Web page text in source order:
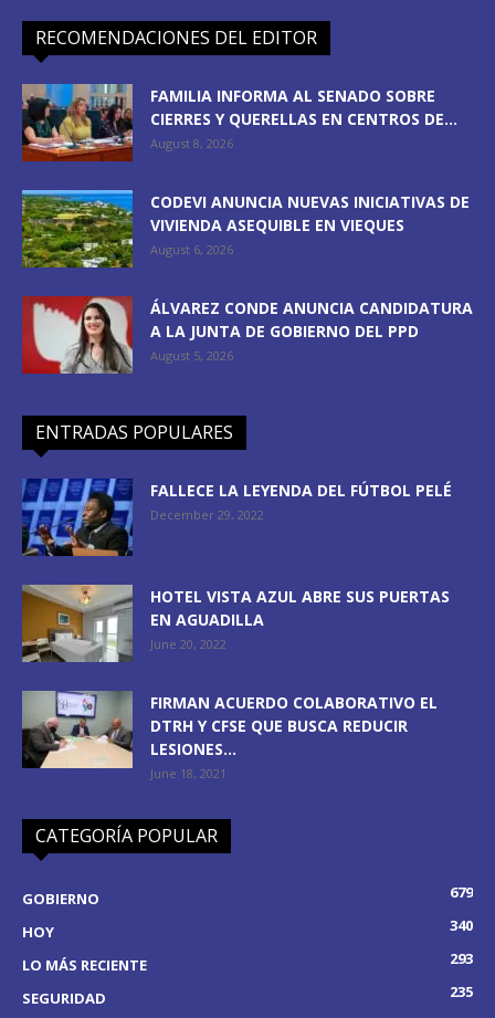
RECOMENDACIONES DEL EDITOR
FAMILIA INFORMA AL SENADO SOBRE
CIERRES Y QUERELLAS EN CENTROS DE...
August 8, 2026
CODEVI ANUNCIA NUEVAS INICIATIVAS DE
VIVIENDA ASEQUIBLE EN VIEQUES
August 6, 2026
ÁLVAREZ CONDE ANUNCIA CANDIDATURA
A LA JUNTA DE GOBIERNO DEL PPD
August 5, 2026
ENTRADAS POPULARES
FALLECE LA LEYENDA DEL FÚTBOL PELÉ
December 29, 2022
HOTEL VISTA AZUL ABRE SUS PUERTAS
EN AGUADILLA
June 20, 2022
FIRMAN ACUERDO COLABORATIVO EL
DTRH Y CFSE QUE BUSCA REDUCIR
LESIONES...
June 18, 2021
CATEGORÍA POPULAR
GOBIERNO
679
HOY
340
LO MÁS RECIENTE
293
SEGURIDAD
235